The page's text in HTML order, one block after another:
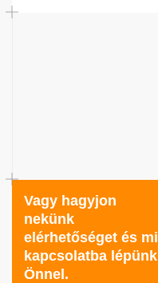
Vagy hagyjon
nekünk
elérhetőséget és mi
kapcsolatba lépünk
Önnel.